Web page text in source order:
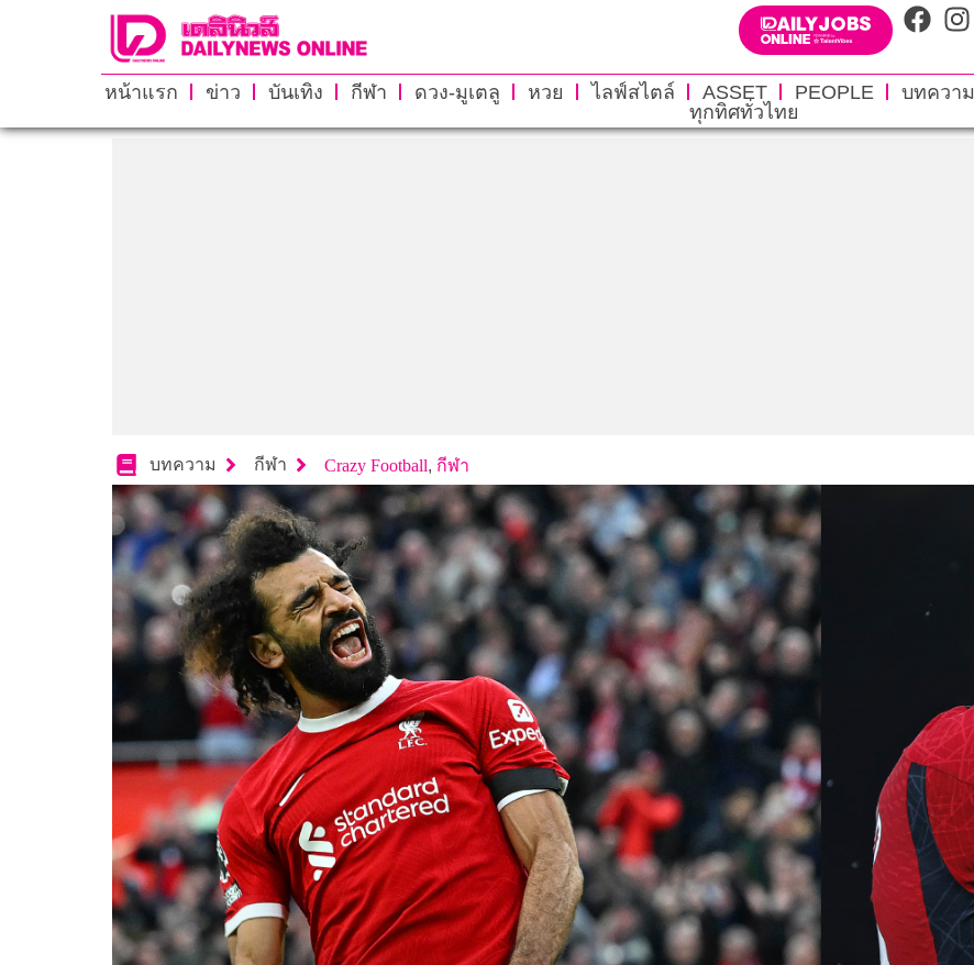
หน้าแรก ข่าว บันเทิง กีฬา ดวง-มูเตลู หวย ไลฟ์สไตล์ ASSET PEOPLE บทความ
ทุกทิศทั่วไทย
บทความ กีฬา Crazy Football, กีฬา